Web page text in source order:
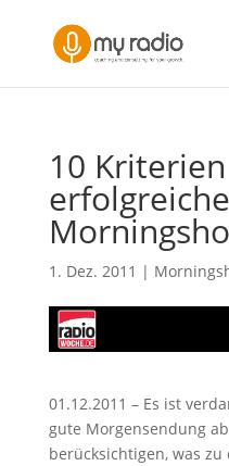
10
erfolgreiche
1. Dez. 2011 |
01.12.2011 – Es ist
gute Morgensendung
berücksichtigen, was